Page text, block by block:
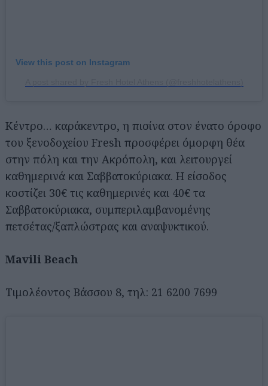
View this post on Instagram
Κέντρο… καράκεντρο, η πισίνα στον ένατο όροφο
του ξενοδοχείου Fresh προσφέρει όμορφη θέα
στην πόλη και την Ακρόπολη, και λειτουργεί
καθημερινά και Σαββατοκύριακα. Η είσοδος
κοστίζει 30€ τις καθημερινές και 40€ τα
Σαββατοκύριακα, συμπεριλαμβανομένης
πετσέτας/ξαπλώστρας και αναψυκτικού.
Mavili Beach
Τιμολέοντος Βάσσου 8, τηλ: 21 6200 7699